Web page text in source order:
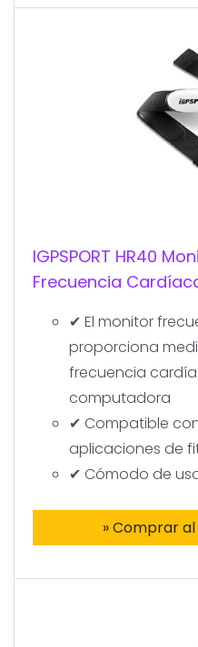
IGPSPORT HR40
Frecuencia
✔ El monitor
proporciona
frecuencia
computadora
✔ Compatible
aplicaciones de
✔ Cómodo de
» Comprar al